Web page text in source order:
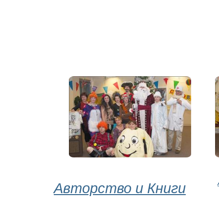
Авторство и Книги